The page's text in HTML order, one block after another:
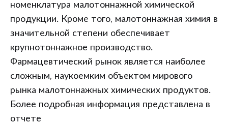
номенклатура малотоннажной химической
продукции. Кроме того, малотоннажная химия в
значительной степени обеспечивает
крупнотоннажное производство.
Фармацевтический рынок является наиболее
сложным, наукоемким объектом мирового
рынка малотоннажных химических продуктов.
Более подробная информация представлена в
отчете